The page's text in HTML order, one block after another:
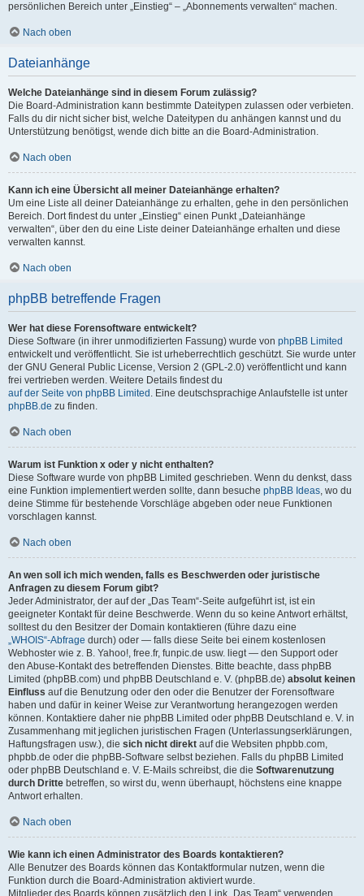
persönlichen Bereich unter „Einstieg“ – „Abonnements verwalten“ machen.
Nach oben
Dateianhänge
Welche Dateianhänge sind in diesem Forum zulässig?
Die Board-Administration kann bestimmte Dateitypen zulassen oder verbieten.
Falls du dir nicht sicher bist, welche Dateitypen du anhängen kannst und du
Unterstützung benötigst, wende dich bitte an die Board-Administration.
Nach oben
Kann ich eine Übersicht all meiner Dateianhänge erhalten?
Um eine Liste all deiner Dateianhänge zu erhalten, gehe in den persönlichen
Bereich. Dort findest du unter „Einstieg“ einen Punkt „Dateianhänge
verwalten“, über den du eine Liste deiner Dateianhänge erhalten und diese
verwalten kannst.
Nach oben
phpBB betreffende Fragen
Wer hat diese Forensoftware entwickelt?
Diese Software (in ihrer unmodifizierten Fassung) wurde von phpBB Limited
entwickelt und veröffentlicht. Sie ist urheberrechtlich geschützt. Sie wurde unter
der GNU General Public License, Version 2 (GPL-2.0) veröffentlicht und kann
frei vertrieben werden. Weitere Details findest du
auf der Seite von phpBB Limited . Eine deutschsprachige Anlaufstelle ist unter
phpBB.de zu finden.
Nach oben
Warum ist Funktion x oder y nicht enthalten?
Diese Software wurde von phpBB Limited geschrieben. Wenn du denkst, dass
eine Funktion implementiert werden sollte, dann besuche phpBB Ideas, wo du
deine Stimme für bestehende Vorschläge abgeben oder neue Funktionen
vorschlagen kannst.
Nach oben
An wen soll ich mich wenden, falls es Beschwerden oder juristische
Anfragen zu diesem Forum gibt?
Jeder Administrator, der auf der „Das Team“-Seite aufgeführt ist, ist ein
geeigneter Kontakt für deine Beschwerde. Wenn du so keine Antwort erhältst,
solltest du den Besitzer der Domain kontaktieren (führe dazu eine
„WHOIS“-Abfrage durch) oder — falls diese Seite bei einem kostenlosen
Webhoster wie z. B. Yahoo!, free.fr, funpic.de usw. liegt — den Support oder
den Abuse-Kontakt des betreffenden Dienstes. Bitte beachte, dass phpBB
Limited (phpBB.com) und phpBB Deutschland e. V. (phpBB.de) absolut keinen
Einfluss auf die Benutzung oder den oder die Benutzer der Forensoftware
haben und dafür in keiner Weise zur Verantwortung herangezogen werden
können. Kontaktiere daher nie phpBB Limited oder phpBB Deutschland e. V. in
Zusammenhang mit jeglichen juristischen Fragen (Unterlassungserklärungen,
Haftungsfragen usw.), die sich nicht direkt auf die Websiten phpbb.com,
phpbb.de oder die phpBB-Software selbst beziehen. Falls du phpBB Limited
oder phpBB Deutschland e. V. E-Mails schreibst, die die Softwarenutzung
durch Dritte betreffen, so wirst du, wenn überhaupt, höchstens eine knappe
Antwort erhalten.
Nach oben
Wie kann ich einen Administrator des Boards kontaktieren?
Alle Benutzer des Boards können das Kontaktformular nutzen, wenn die
Funktion durch die Board-Administration aktiviert wurde.
Mitglieder des Boards können zusätzlich den Link „Das Team“ verwenden.